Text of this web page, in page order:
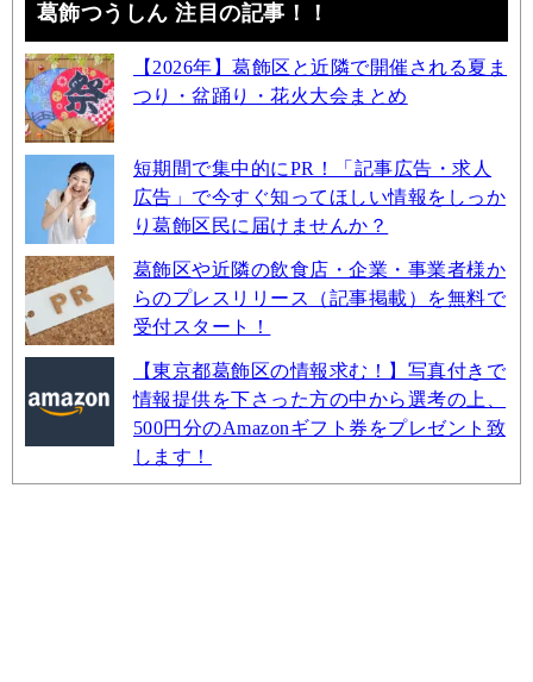
葛飾つうしん 注目の記事！！
【2026年】葛飾区と近隣で開催される夏ま
つり・盆踊り・花火大会まとめ
短期間で集中的にPR！「記事広告・求人
広告」で今すぐ知ってほしい情報をしっか
り葛飾区民に届けませんか？
葛飾区や近隣の飲食店・企業・事業者様か
らのプレスリリース（記事掲載）を無料で
受付スタート！
【東京都葛飾区の情報求む！】写真付きで
情報提供を下さった方の中から選考の上、
500円分のAmazonギフト券をプレゼント致
します！